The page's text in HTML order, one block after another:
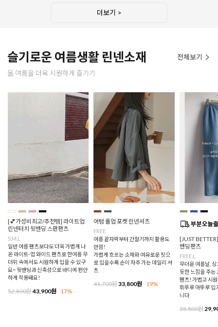
더보기 >
슬기로운 여름생활 린넨소재
올 여름을 더욱 시원하게 즐기기
전체보기
[💕가성비최고/추천템] 라이트업
린넨터치 뒷밴딩 스판팬츠
S,M,L
일반 여름 팬츠보다도 더욱 가볍게 나
온 라이트-업 와이드 팬츠로 한여름 무
더위 속에서도 시원하게 입을 수 있구
요~ 뒷밴딩과 신축성으로 바디에 편안
하게 착용돼요!
52,800원43,900원 17%
어텀 롤업 포켓 린넨셔츠
FREE
여름 끝자락부터 간절기까지 활용도
만점!
가볍게 흐르는 소재와 여유로운 핏으
로 입을수록 손이 자주 가는 데일리 셔
츠
41,700원33,800원 19%
[JUST
밴딩팬츠
FREE,L
무더운 여름날,
듯한 느낌을 주는
팬츠! 가볍고 시
휘뚜루 마뚜루 입
니다
38,800원